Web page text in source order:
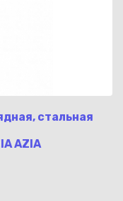
стальная
AZIA